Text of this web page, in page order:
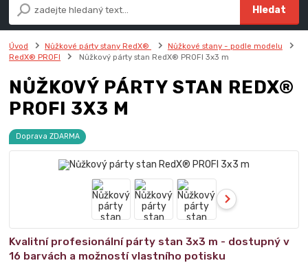
Hledat
Úvod Nůžkové párty stany RedX®
Nůžkové stany - podle modelu
RedX® PROFI
Nůžkový párty stan RedX® PROFI 3x3 m
NŮŽKOVÝ PÁRTY STAN REDX®
PROFI 3X3 M
Doprava ZDARMA
Kvalitní profesionální párty stan 3x3 m - dostupný v
16 barvách a možností vlastního potisku